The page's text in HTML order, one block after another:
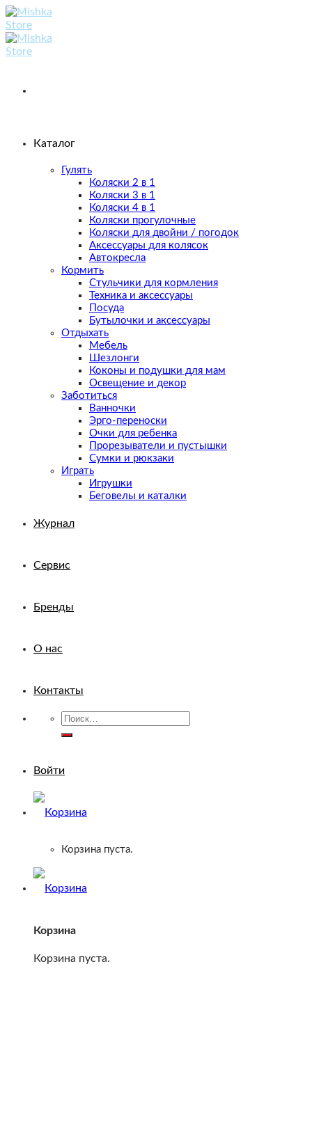
Skip
to
content
Каталог
Гулять
Коляски 2 в 1
Коляски 3 в 1
Коляски 4 в 1
Коляски прогулочные
Коляски для двойни / погодок
Аксессуары для колясок
Автокресла
Кормить
Стульчики для кормления
Техника и аксессуары
Посуда
Бутылочки и аксессуары
Отдыхать
Мебель
Шезлонги
Коконы и подушки для мам
Освещение и декор
Заботиться
Ванночки
Эрго-переноски
Очки для ребенка
Прорезыватели и пустышки
Сумки и рюкзаки
Играть
Игрушки
Беговелы и каталки
Журнал
Сервис
Бренды
О нас
Контакты
Искать:
Войти
Корзина пуста.
Корзина
Корзина пуста.